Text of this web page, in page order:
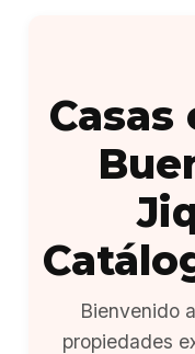
Casas
Bienvenido a
propiedades